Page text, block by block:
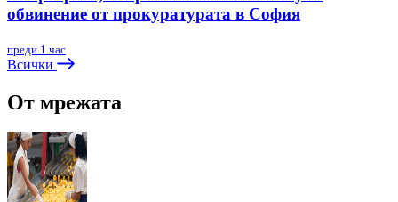
обвинение от прокуратурата в София
преди 1 час
Всички
От мрежата